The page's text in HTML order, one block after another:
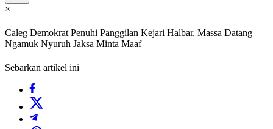
×
Caleg Demokrat Penuhi Panggilan Kejari Halbar, Massa Datang
Ngamuk Nyuruh Jaksa Minta Maaf
Sebarkan artikel ini